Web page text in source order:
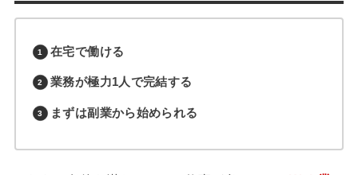
在宅で働ける
業務が極力1人で完結する
まずは副業から始められる